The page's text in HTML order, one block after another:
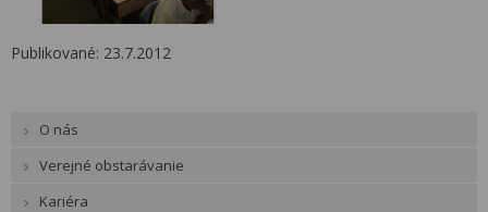
Publikované: 23.7.2012
O nás
Verejné obstarávanie
Kariéra